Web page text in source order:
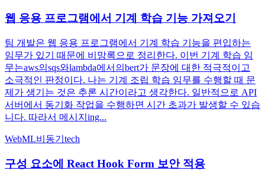
웹 응용 프로그램에서 기계 학습 기능 가져오기
팀 개발은 웹 응용 프로그램에서 기계 학습 기능을 편입하는
임무가 있기 때문에 비망록으로 정리한다. 이번 기계 학습 임
무는aws의sqs와lambda에서의bert가 문장에 대한 적극적이고
소극적인 판정이다. 나는 기계 조립 학습 임무를 수행할 때 문
제가 생기는 것은 추론 시간이라고 생각한다. 일반적으로 API
서버에서 동기화 작업을 수행하면 시간 초과가 발생할 수 있습
니다. 따라서 메시지ing...
WebML비동기 tech
구성 요소에 React Hook Form 보안 적용